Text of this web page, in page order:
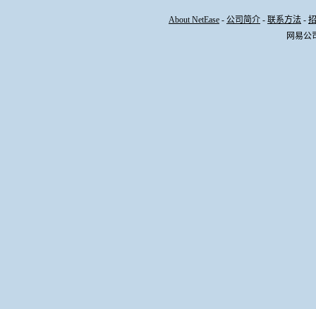
About NetEase - 公司简介 - 联系方法 -
网易公